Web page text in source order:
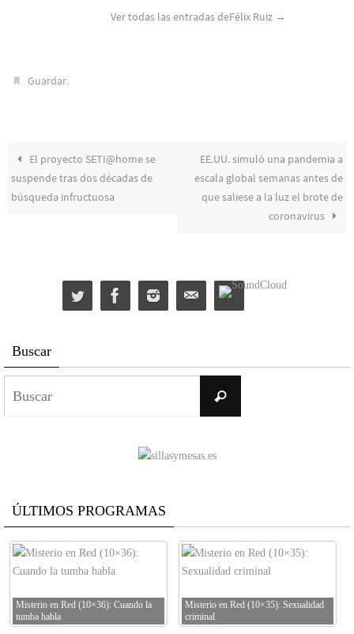
Ver todas las entradas deFélix Ruiz →
Guardar.
El proyecto SETI@home se
suspende tras dos décadas de
búsqueda infructuosa
EE.UU. simuló una pandemia a
escala global semanas antes de
que saliese a la luz el brote de
coronavirus
Buscar
Buscar
ÚLTIMOS PROGRAMAS
Misterio en Red (10×36): Cuando la
tumba habla
Misterio en Red (10×35): Sexualidad
criminal